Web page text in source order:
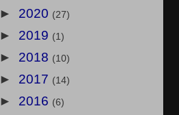
► 2020 (27)
► 2019 (1)
► 2018 (10)
► 2017 (14)
► 2016 (6)